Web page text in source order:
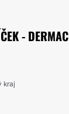
-
kraj